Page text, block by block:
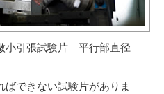
小引張試験片 平行部直径
できない試験片がありま